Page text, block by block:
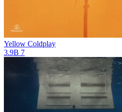
Yellow Coldplay
3.9B 7